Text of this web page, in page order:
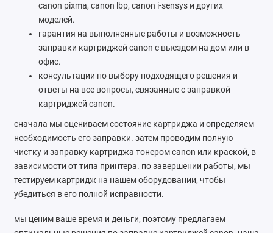
canon pixma, canon lbp, canon i-sensys и других
моделей.
гарантия на выполненные работы и возможность
заправки картриджей canon с выездом на дом или в
офис.
консультации по выбору подходящего решения и
ответы на все вопросы, связанные с заправкой
картриджей canon.
сначала мы оцениваем состояние картриджа и определяем
необходимость его заправки. затем проводим полную
чистку и заправку картриджа тонером canon или краской, в
зависимости от типа принтера. по завершении работы, мы
тестируем картридж на нашем оборудовании, чтобы
убедиться в его полной исправности.
мы ценим ваше время и деньги, поэтому предлагаем